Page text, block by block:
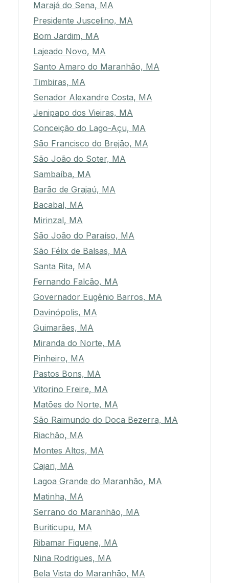
Marajá do Sena, MA
Presidente Juscelino, MA
Bom Jardim, MA
Lajeado Novo, MA
Santo Amaro do Maranhão, MA
Timbiras, MA
Senador Alexandre Costa, MA
Jenipapo dos Vieiras, MA
Conceição do Lago-Açu, MA
São Francisco do Brejão, MA
São João do Soter, MA
Sambaíba, MA
Barão de Grajaú, MA
Bacabal, MA
Mirinzal, MA
São João do Paraíso, MA
São Félix de Balsas, MA
Santa Rita, MA
Fernando Falcão, MA
Governador Eugênio Barros, MA
Davinópolis, MA
Guimarães, MA
Miranda do Norte, MA
Pinheiro, MA
Pastos Bons, MA
Vitorino Freire, MA
Matões do Norte, MA
São Raimundo do Doca Bezerra, MA
Riachão, MA
Montes Altos, MA
Cajari, MA
Lagoa Grande do Maranhão, MA
Matinha, MA
Serrano do Maranhão, MA
Buriticupu, MA
Ribamar Fiquene, MA
Nina Rodrigues, MA
Bela Vista do Maranhão, MA